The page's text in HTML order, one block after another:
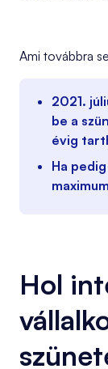
Ami továbbra
2021.
be a
évig
Ha
Hol